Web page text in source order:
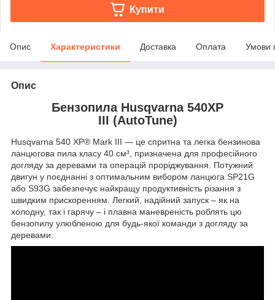
Купити
Опис Характеристики Доставка Оплата Умови
Опис
Бензопила Husqvarna 540XP
III (AutoTune)
Husqvarna 540 XP® Mark III — це спритна та легка бензинова
ланцюгова пила класу 40 см³, призначена для професійного
догляду за деревами та операцій проріджування. Потужний
двигун у поєднанні з оптимальним вибором ланцюга SP21G
або S93G забезпечує найкращу продуктивність різання з
швидким прискоренням. Легкий, надійний запуск – як на
холодну, так і гарячу – і плавна маневреність роблять цю
бензопилу улюбленою для будь-якої команди з догляду за
деревами.